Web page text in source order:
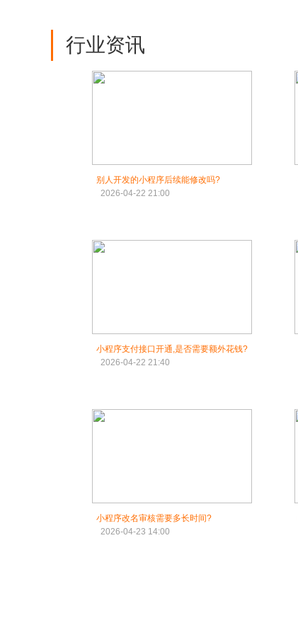
行业资讯
别人开发的小程序后续能修改吗?
2026-04-22 21:00
小程序支付接口开通,是否需要额外花钱?
2026-04-22 21:40
小程序改名审核需要多长时间?
2026-04-23 14:00